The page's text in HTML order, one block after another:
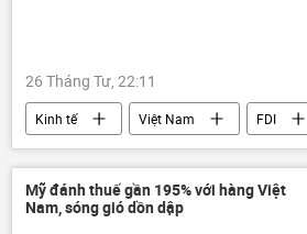
26 Tháng Tư, 22:11
Kinh tế Việt Nam
FDI
Ngân hàng Nhà nước
Ngân hàng Nhà nước VN
xuất khẩu
xuất nhập khẩu
Mỹ đánh thuế gần 195% với hàng Việt
Nam, sóng gió dồn dập